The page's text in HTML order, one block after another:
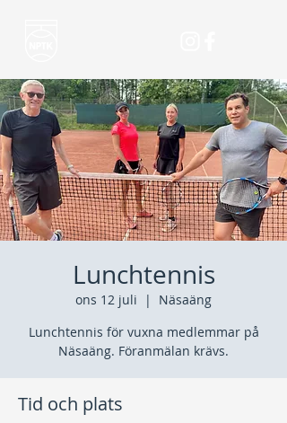
Lunchtennis
ons 12 juli
  |
Näsaäng
Lunchtennis för vuxna medlemmar på
Näsaäng. Föranmälan krävs.
Tid och plats